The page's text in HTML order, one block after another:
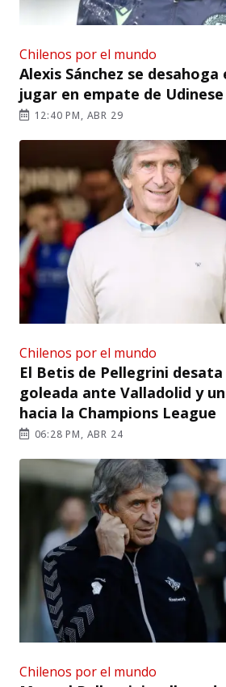
Chilenos por el mundo
Alexis Sánchez se
jugar en empate de Udinese
12:40 PM, ABR 29
Chilenos por el mundo
El Betis de Pellegrini
goleada ante Valladolid y
hacia la Champions League
06:28 PM, ABR 24
Chilenos por el mundo